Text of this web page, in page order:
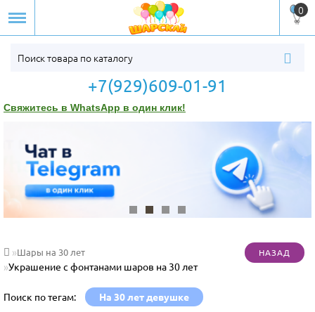
0
+7(929)609-01-91
Свяжитесь в WhatsApp в один клик!
Шары на 30 лет
Украшение с фонтанами шаров на 30 лет
Поиск по тегам: На 30 лет девушке